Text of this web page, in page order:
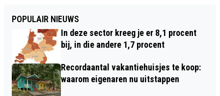
POPULAIR NIEUWS
In deze sector kreeg je er 8,1 procent
bij, in die andere 1,7 procent
Recordaantal vakantiehuisjes te koop:
waarom eigenaren nu uitstappen